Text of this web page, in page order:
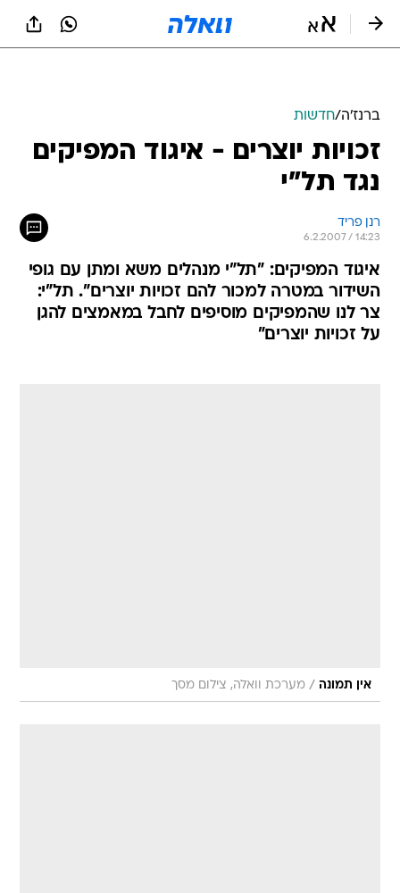
ברנז'ה/חדשות
זכויות יוצרים - איגוד המפיקים
נגד תל"י
רנן פריד
6.2.2007 / 14:23
איגוד המפיקים: "תל"י מנהלים משא ומתן עם גופי
השידור במטרה למכור להם זכויות יוצרים". תל"י:
צר לנו שהמפיקים מוסיפים לחבל במאמצים להגן
על זכויות יוצרים"
אין תמונה / מערכת וואלה, צילום מסך